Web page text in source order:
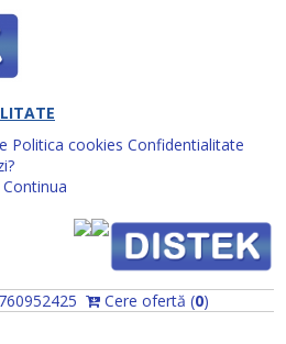
Politica cookies Confidentialitate
Continua
Cere ofertă (0)